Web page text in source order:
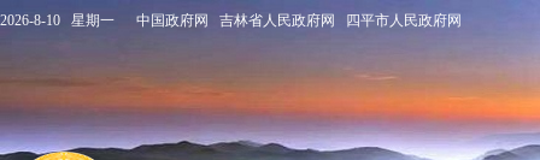
2026-8-10 星期一 中国政府网 吉林省人民政府网 四平市人民政府网